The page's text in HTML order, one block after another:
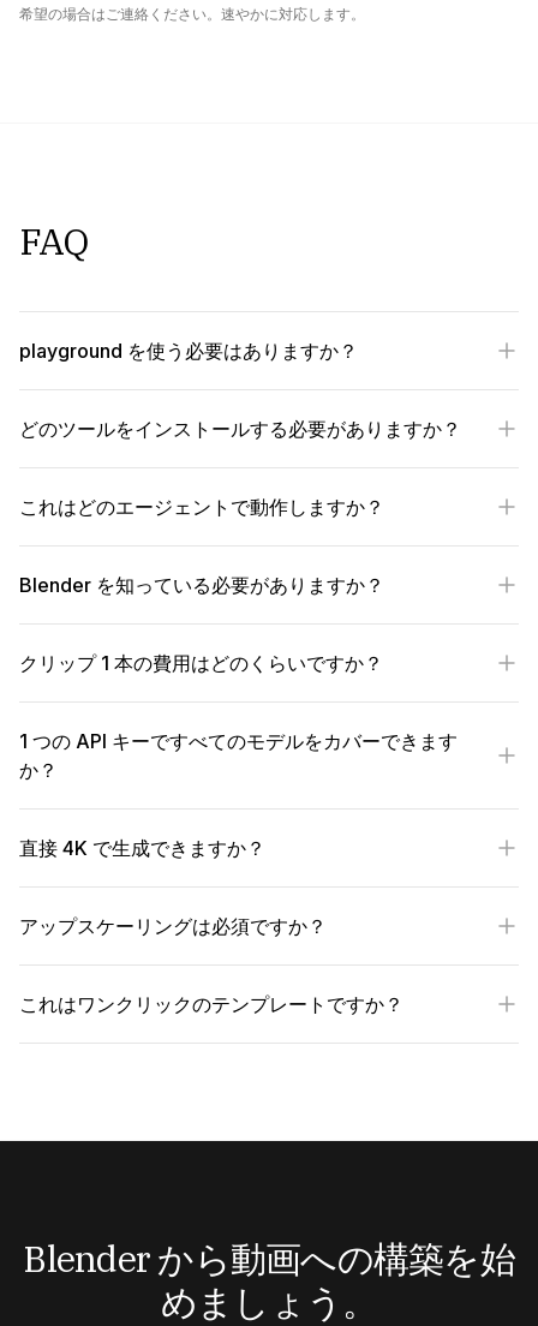
希望の場合はご連絡ください。速やかに対応します。
FAQ
playground を使う必要はありますか？
どのツールをインストールする必要がありますか？
これはどのエージェントで動作しますか？
Blender を知っている必要がありますか？
クリップ 1 本の費用はどのくらいですか？
1 つの API キーですべてのモデルをカバーできます
か？
直接 4K で生成できますか？
アップスケーリングは必須ですか？
これはワンクリックのテンプレートですか？
Blender から動画への構築を始
めましょう。